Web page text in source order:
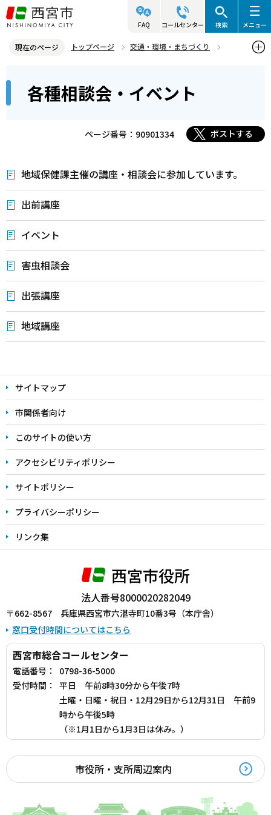
こ
の
ジ
先
FAQ コールセンター 検索 メニュー
現在のページ トップページ
交通・環境・まちづくり
こ
各種相談会・イベント
ページ番号：90901334 ポストする
地域保健課主催の講座・相談会に参加しています。
出前講座
イベント
害虫相談会
出張講座
地域講座
文
こ
こ
ま
で
サイトマップ
市関係者向け
このサイトの使い方
アクセシビリティポリシー
サイトポリシー
プライバシーポリシー
リンク集
西宮市役所
法人番号8000020282049
〒662-8567 兵庫県西宮市六湛寺町10番3号（本庁舎）
窓口受付時間についてはこちら
西宮市総合コールセンター
電話番号：
0798-36-5000
受付時間：
平日 午前8時30分から午後7時
土曜・日曜・祝日・12月29日から12月31日 午前9
時から午後5時
（※1月1日から1月3日は休み。）
市役所・支所周辺案内